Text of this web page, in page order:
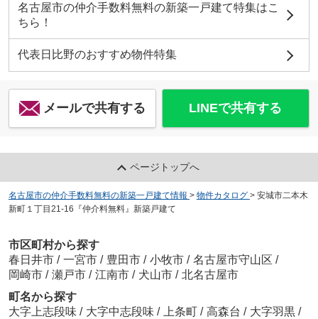
名古屋市の仲介手数料無料の新築一戸建て特集はこ
ちら！
代表日比野のおすすめ物件特集
メールで共有する LINEで共有する
ページトップへ
名古屋市の仲介手数料無料の新築一戸建て情報 > 物件カタログ > 安城市二本木
新町１丁目21-16『仲介料無料』新築戸建て
市区町村から探す
春日井市 / 一宮市 / 豊田市 / 小牧市 / 名古屋市守山区 /
岡崎市 / 瀬戸市 / 江南市 / 犬山市 / 北名古屋市
町名から探す
大字上志段味 / 大字中志段味 / 上条町 / 高森台 / 大字羽黒 /